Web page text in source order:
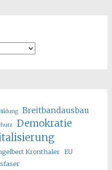
Breitbandausbau
Demokratie
Kronthaler EU